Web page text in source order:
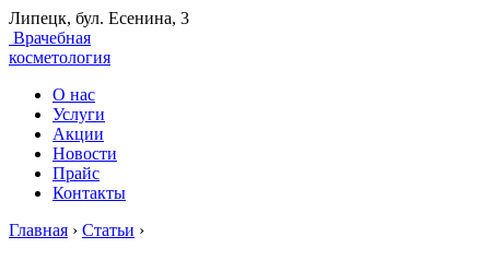
Липецк, бул. Есенина, 3
Врачебная
косметология
О нас
Услуги
Акции
Новости
Прайс
Контакты
Главная › Статьи ›